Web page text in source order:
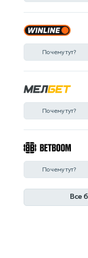
Почему тут?
Почему тут?
Почему тут?
Все